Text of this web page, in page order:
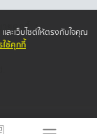
ายคุกกี้ ·
ละเว็บไซต์ให้ตรงกับใจคุณ
ใช้คุกกี้